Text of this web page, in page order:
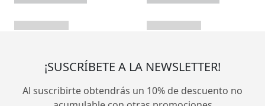
¡SUSCRÍBETE A LA NEWSLETTER!
Al suscribirte obtendrás un 10% de descuento no